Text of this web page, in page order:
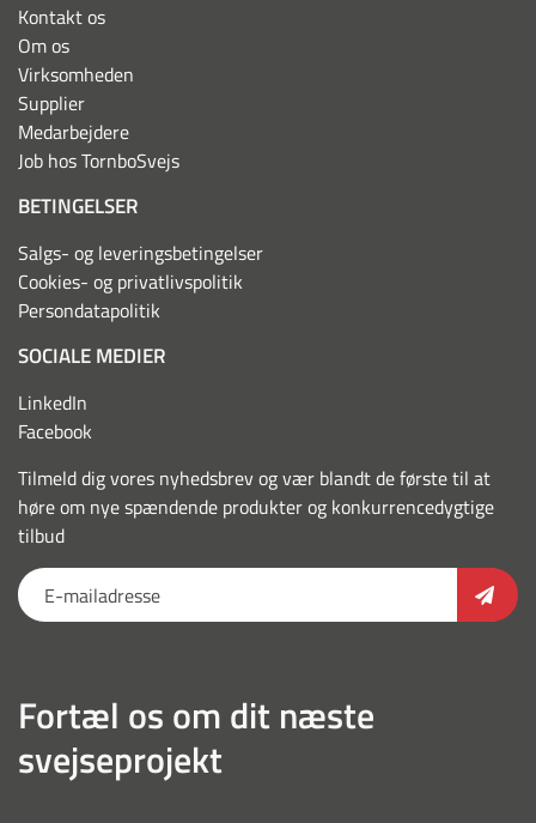
Kontakt os
Om os
Virksomheden
Supplier
Medarbejdere
Job hos TornboSvejs
BETINGELSER
Salgs- og leveringsbetingelser
Cookies- og privatlivspolitik
Persondatapolitik
SOCIALE MEDIER
LinkedIn
Facebook
Tilmeld dig vores nyhedsbrev og vær blandt de første til at
høre om nye spændende produkter og konkurrencedygtige
tilbud
Fortæl os om dit næste
svejseprojekt